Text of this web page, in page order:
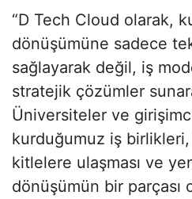
“D Tech Cloud olarak,
dönüşümüne sadece
sağlayarak değil, iş
stratejik çözümler
Üniversiteler ve
kurduğumuz iş
kitlelere ulaşması ve
dönüşümün bir parçası